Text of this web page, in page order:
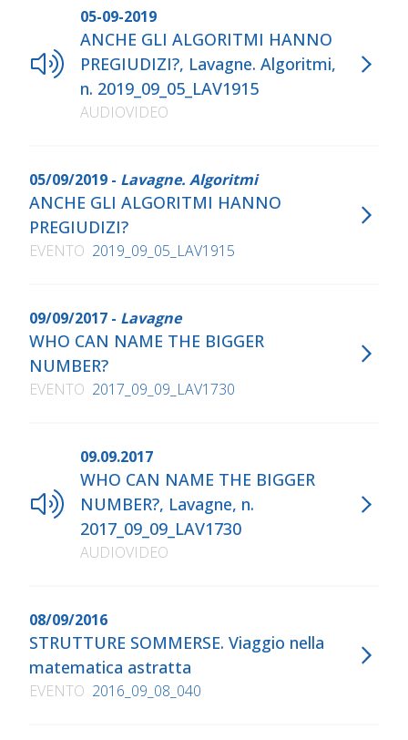
05-09-2019
ANCHE GLI ALGORITMI HANNO
PREGIUDIZI?, Lavagne. Algoritmi,
n. 2019_09_05_LAV1915
AUDIOVIDEO
05/09/2019 - Lavagne. Algoritmi
ANCHE GLI ALGORITMI HANNO
PREGIUDIZI?
EVENTO 2019_09_05_LAV1915
09/09/2017 - Lavagne
WHO CAN NAME THE BIGGER
NUMBER?
EVENTO 2017_09_09_LAV1730
09.09.2017
WHO CAN NAME THE BIGGER
NUMBER?, Lavagne, n.
2017_09_09_LAV1730
AUDIOVIDEO
08/09/2016
STRUTTURE SOMMERSE. Viaggio nella
matematica astratta
EVENTO 2016_09_08_040